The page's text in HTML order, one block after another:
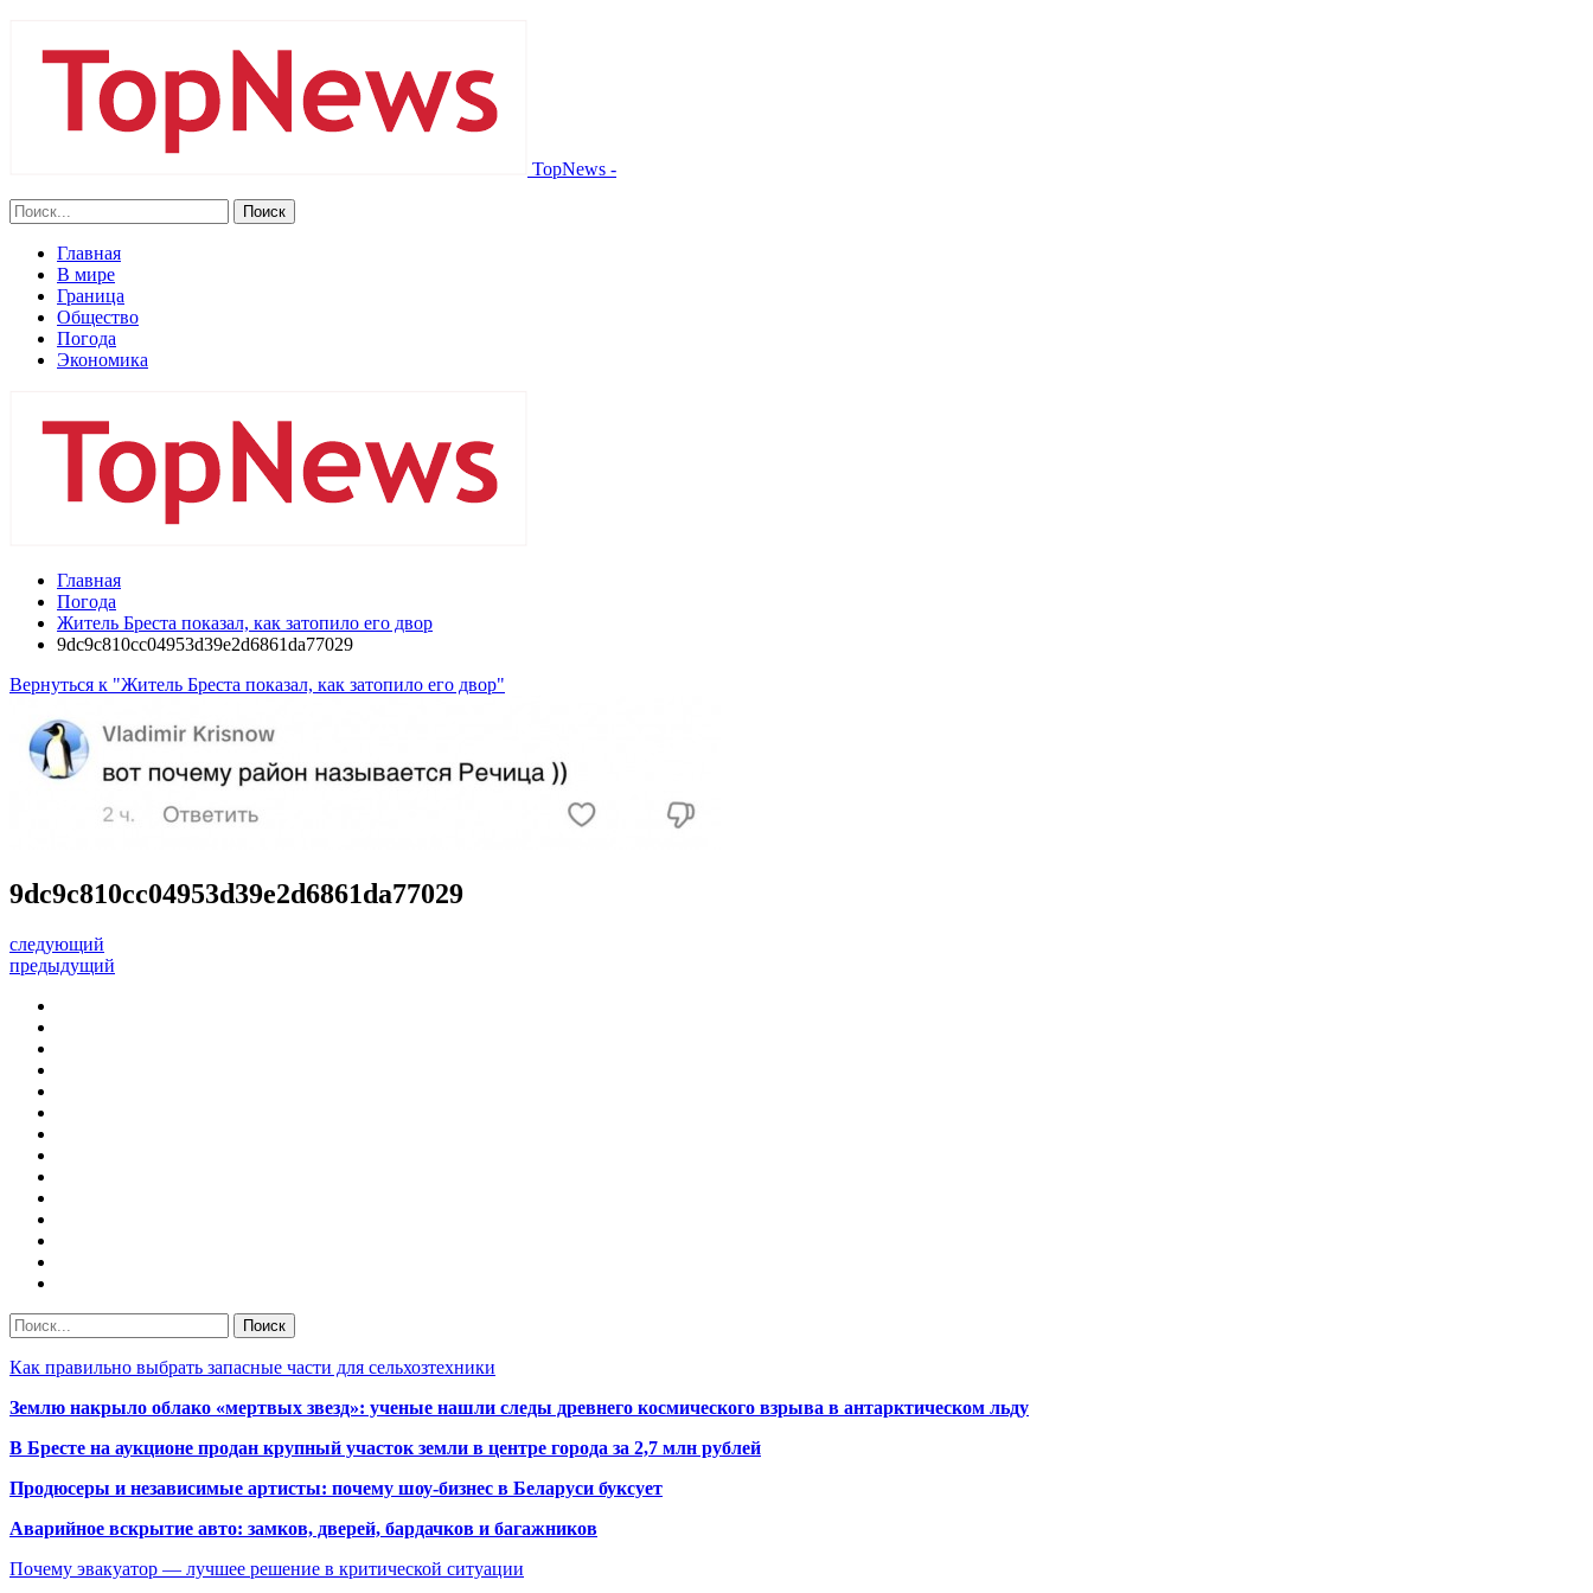
TopNews -
Главная
В мире
Граница
Общество
Погода
Экономика
Главная
Погода
Житель Бреста показал, как затопило его двор
9dc9c810cc04953d39e2d6861da77029
Вернуться к "Житель Бреста показал, как затопило его двор"
9dc9c810cc04953d39e2d6861da77029
следующий
предыдущий
Как правильно выбрать запасные части для сельхозтехники
Землю накрыло облако «мертвых звезд»: ученые нашли следы древнего космического взрыва в антарктическом льду
В Бресте на аукционе продан крупный участок земли в центре города за 2,7 млн рублей
Продюсеры и независимые артисты: почему шоу-бизнес в Беларуси буксует
Аварийное вскрытие авто: замков, дверей, бардачков и багажников
Почему эвакуатор — лучшее решение в критической ситуации